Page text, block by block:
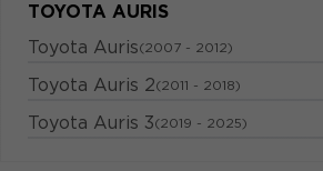
TOYOTA AURIS
Toyota Auris(2007 - 2012)
Toyota Auris 2(2011 - 2018)
Toyota Auris 3(2019 - 2025)